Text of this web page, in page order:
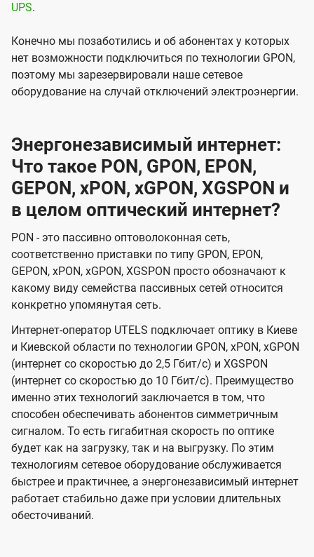
UPS.
Конечно мы позаботились и об абонентах у которых
нет возможности подключиться по технологии GPON,
поэтому мы зарезервировали наше сетевое
оборудование на случай отключений электроэнергии.
Энергонезависимый интернет:
Что такое PON, GPON, EPON,
GEPON, xPON, xGPON, XGSPON и
в целом оптический интернет?
PON - это пассивно оптоволоконная сеть,
соответственно приставки по типу GPON, EPON,
GEPON, xPON, xGPON, XGSPON просто обозначают к
какому виду семейства пассивных сетей относится
конкретно упомянутая сеть.
Интернет-оператор UTELS подключает оптику в Киеве
и Киевской области по технологии GPON, xPON, xGPON
(интернет со скоростью до 2,5 Гбит/с) и XGSPON
(интернет со скоростью до 10 Гбит/с). Преимущество
именно этих технологий заключается в том, что
способен обеспечивать абонентов симметричным
сигналом. То есть гигабитная скорость по оптике
будет как на загрузку, так и на выгрузку. По этим
технологиям сетевое оборудование обслуживается
быстрее и практичнее, а энергонезависимый интернет
работает стабильно даже при условии длительных
обесточиваний.